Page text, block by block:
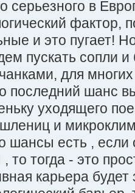
серьезного в
и это пугает!
пускать сопли
для
последний шанс
уходящего
и
шансы есть ,
то тогда - это
карьера